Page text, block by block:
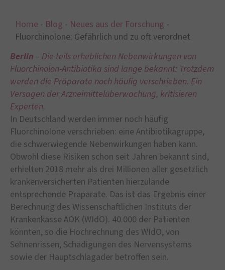
Home - Blog - Neues aus der Forschung -
Fluorchinolone: Gefährlich und zu oft verordnet
Berlin – Die teils erheblichen Nebenwirkungen von
Fluorchinolon-Antibiotika sind lange bekannt: Trotzdem
werden die Präparate noch häufig verschrieben. Ein
Versagen der Arzneimittelüberwachung, kritisieren
Experten.
In Deutschland werden immer noch häufig
Fluorchinolone verschrieben: eine Antibiotikagruppe,
die schwerwiegende Nebenwirkungen haben kann.
Obwohl diese Risiken schon seit Jahren bekannt sind,
erhielten 2018 mehr als drei Millionen aller gesetzlich
krankenversicherten Patienten hierzulande
entsprechende Präparate. Das ist das Ergebnis einer
Berechnung des Wissenschaftlichen Instituts der
Krankenkasse AOK (WIdO). 40.000 der Patienten
könnten, so die Hochrechnung des WIdO, von
Sehnenrissen, Schädigungen des Nervensystems
sowie der Hauptschlagader betroffen sein.